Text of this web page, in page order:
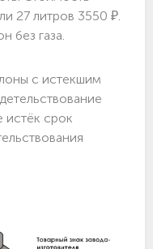
27 литров 3550 ₽.
без газа.
с истекшим
истёк срок